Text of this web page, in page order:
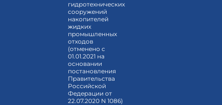
гидротехнических
сооружений
накопителей
жидких
промышленных
отходов
(отменено с
01.01.2021 на
основании
постановления
Правительства
Российской
Федерации от
22.07.2020 N 1086)